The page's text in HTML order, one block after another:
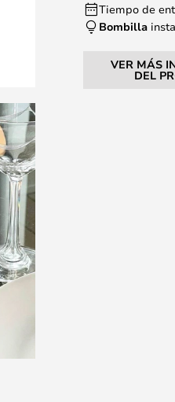
Tiempo de
Bombilla
VER MÁS
DEL